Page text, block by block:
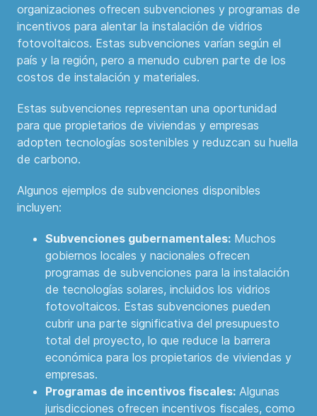
organizaciones ofrecen subvenciones y programas de
incentivos para alentar la instalación de vidrios
fotovoltaicos. Estas subvenciones varían según el
país y la región, pero a menudo cubren parte de los
costos de instalación y materiales.
Estas subvenciones representan una oportunidad
para que propietarios de viviendas y empresas
adopten tecnologías sostenibles y reduzcan su huella
de carbono.
Algunos ejemplos de subvenciones disponibles
incluyen:
Subvenciones gubernamentales:Muchos
gobiernos locales y nacionales ofrecen
programas de subvenciones para la instalación
de tecnologías solares, incluidos los vidrios
fotovoltaicos. Estas subvenciones pueden
cubrir una parte significativa del presupuesto
total del proyecto, lo que reduce la barrera
económica para los propietarios de viviendas y
empresas.
Programas de incentivos fiscales:Algunas
jurisdicciones ofrecen incentivos fiscales, como